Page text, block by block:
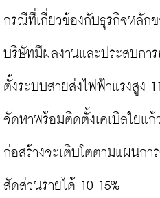
กรณีที่เกี่ยวข้องกับธุรกิจหลัก
บริษัทมีผลงานและประสบกา
ตั้งระบบสายส่งไฟฟ้าแรงสูง
จัดหาพร้อมติดตั้งเคเบิลใยแก้
ก่อสร้างจะเติบโตตามแผนก
สัดส่วนรายได้ 10-15%